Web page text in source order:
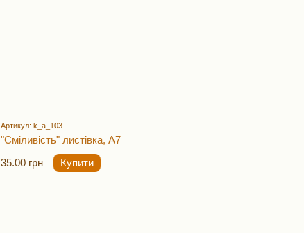
Артикул: k_a_103
"Сміливість" листівка, А7
35.00 грн
Купити